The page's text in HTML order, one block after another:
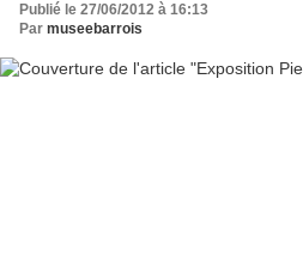
Publié le 27/06/2012 à 16:13
Par museebarrois